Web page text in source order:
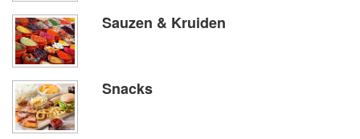
Sauzen & Kruiden
Snacks